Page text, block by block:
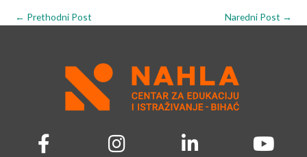
← Prethodni Post Naredni Post →